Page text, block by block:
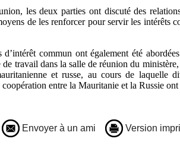
les deux parties ont discuté des
de les renforcer pour servir les intérêts
d’intérêt commun ont également été
de travail dans la salle de réunion du
et russe, au cours de laquelle
entre la Mauritanie et la Russie ont
Envoyer à un ami Version